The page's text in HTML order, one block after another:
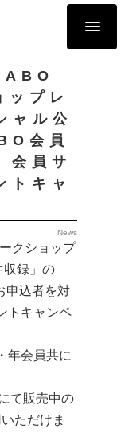
プレ
ャル公
会員
会員サ
トキャ
News
クショップ
収録」の
申込者を対
トキャンペ
年会員共に
て販売中の
ただけま